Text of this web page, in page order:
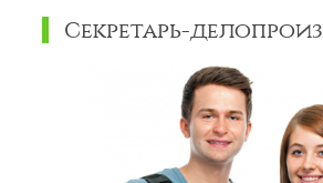
Секретарь-